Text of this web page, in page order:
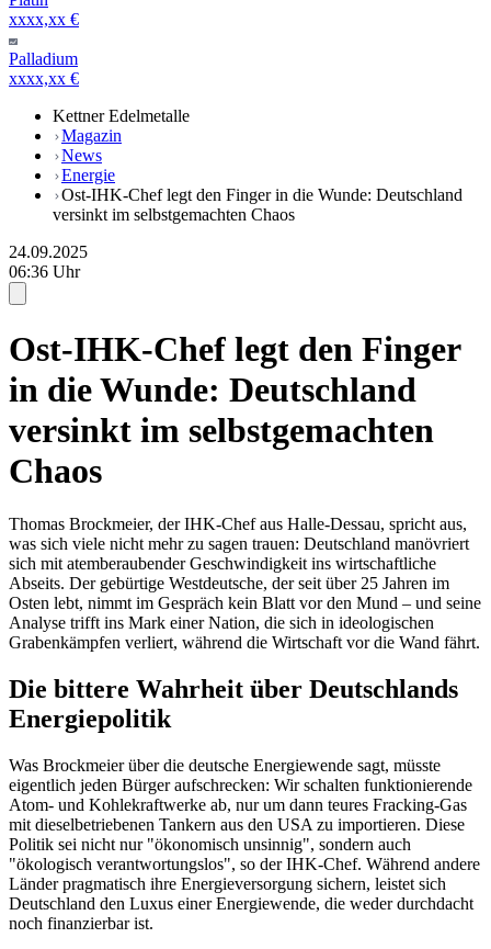
xxxx,xx €
Palladium
xxxx,xx €
Kettner Edelmetalle
Magazin
News
Energie
Ost-IHK-Chef legt den Finger in die Wunde: Deutschland
versinkt im selbstgemachten Chaos
24.09.2025
06:36 Uhr
Ost-IHK-Chef legt den Finger
in die Wunde: Deutschland
versinkt im selbstgemachten
Chaos
Thomas Brockmeier, der IHK-Chef aus Halle-Dessau, spricht aus,
was sich viele nicht mehr zu sagen trauen: Deutschland manövriert
sich mit atemberaubender Geschwindigkeit ins wirtschaftliche
Abseits. Der gebürtige Westdeutsche, der seit über 25 Jahren im
Osten lebt, nimmt im Gespräch kein Blatt vor den Mund – und seine
Analyse trifft ins Mark einer Nation, die sich in ideologischen
Grabenkämpfen verliert, während die Wirtschaft vor die Wand fährt.
Die bittere Wahrheit über Deutschlands
Energiepolitik
Was Brockmeier über die deutsche Energiewende sagt, müsste
eigentlich jeden Bürger aufschrecken: Wir schalten funktionierende
Atom- und Kohlekraftwerke ab, nur um dann teures Fracking-Gas
mit dieselbetriebenen Tankern aus den USA zu importieren. Diese
Politik sei nicht nur "ökonomisch unsinnig", sondern auch
"ökologisch verantwortungslos", so der IHK-Chef. Während andere
Länder pragmatisch ihre Energieversorgung sichern, leistet sich
Deutschland den Luxus einer Energiewende, die weder durchdacht
noch finanzierbar ist.